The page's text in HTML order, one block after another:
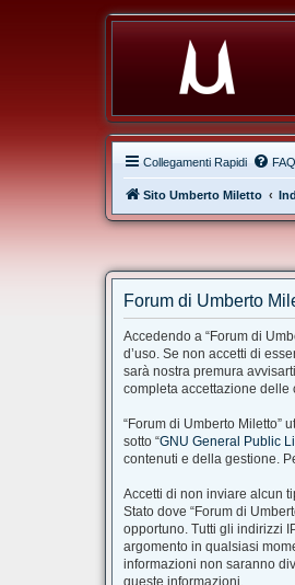
Collegamenti Rapidi FAQ
Sito Umberto Miletto
Forum di Umberto
Accedendo a “Forum di
d’uso. Se non accetti di
sarà nostra premura
completa accettazione delle
“Forum di Umberto Miletto”
sotto “GNU General Public
contenuti e della gestione.
Accetti di non inviare alcun
Stato dove “Forum di
opportuno. Tutti gli indirizzi
argomento in qualsiasi
informazioni non saranno
queste informazioni.